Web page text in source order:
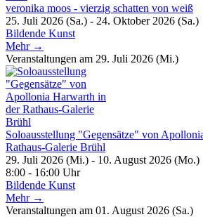
veronika moos - vierzig schatten von weiß
25. Juli 2026 (Sa.) - 24. Oktober 2026 (Sa.)
Bildende Kunst
Mehr →
Veranstaltungen am 29. Juli 2026 (Mi.)
Soloausstellung "Gegensätze" von
Rathaus-Galerie Brühl
29. Juli 2026 (Mi.) - 10. August 2026 (Mo.)
8:00 - 16:00 Uhr
Bildende Kunst
Mehr →
Veranstaltungen am 01. August 2026 (Sa.)